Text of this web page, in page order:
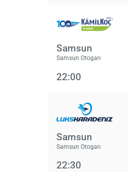
Samsun
Samsun Otogarı
22:00
Samsun
Samsun Otogarı
22:30